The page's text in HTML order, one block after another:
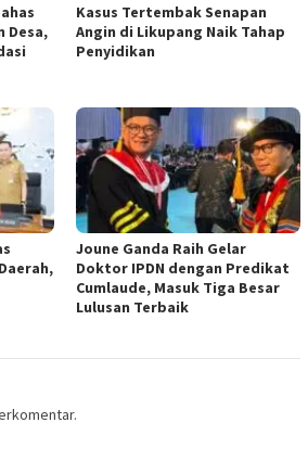
Desa,
Kasus Tertembak Senapan
Angin di Likupang Naik Tahap
Penyidikan
Joune Ganda Raih Gelar
Doktor IPDN dengan Predikat
Cumlaude, Masuk Tiga Besar
Lulusan Terbaik